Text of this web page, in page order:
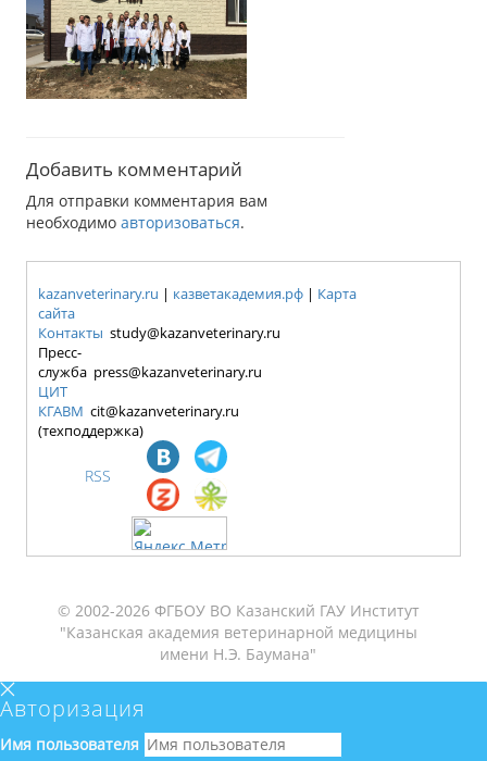
Добавить комментарий
Для отправки комментария вам
необходимо авторизоваться.
kazanveterinary.ru | казветакадемия.рф | Карта
сайта
Контакты study@kazanveterinary.ru
Пресс-
служба press@kazanveterinary.ru
ЦИТ
КГАВМ cit@kazanveterinary.ru
(техподдержка)
RSS
© 2002-2026 ФГБОУ ВО Казанский ГАУ Институт
"Казанская академия ветеринарной медицины
имени Н.Э. Баумана"
Авторизация
Имя пользователя